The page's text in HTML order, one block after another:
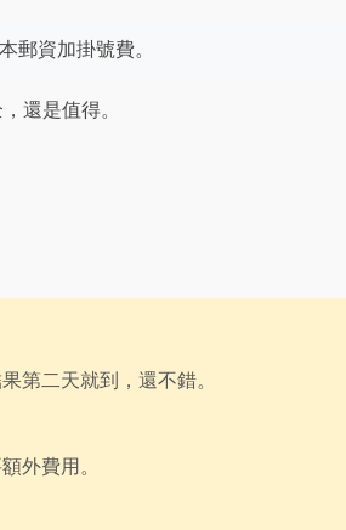
資加掛號費。
還是值得。
第二天就到，還不錯。
外費用。